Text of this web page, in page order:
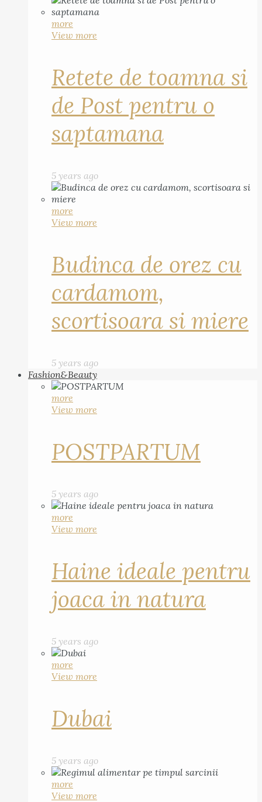
more
View more
Retete de toamna si
de Post pentru o
saptamana
5 years ago
more
View more
Budinca de orez cu
cardamom,
scortisoara si miere
5 years ago
Fashion&Beauty
more
View more
POSTPARTUM
5 years ago
more
View more
Haine ideale pentru
joaca in natura
5 years ago
more
View more
Dubai
5 years ago
more
View more